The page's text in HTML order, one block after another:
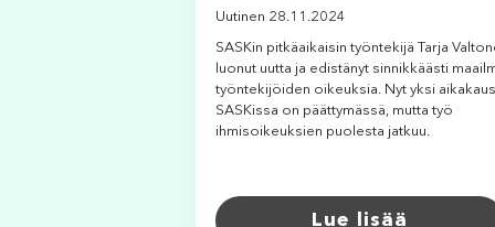
Uutinen 28.11.2024
SASKin pitkäaikaisin työntekijä Tarja
luonut uutta ja edistänyt sinnikkäästi
työntekijöiden oikeuksia. Nyt yksi
SASKissa on päättymässä, mutta työ
ihmisoikeuksien puolesta jatkuu.
Lue lisää